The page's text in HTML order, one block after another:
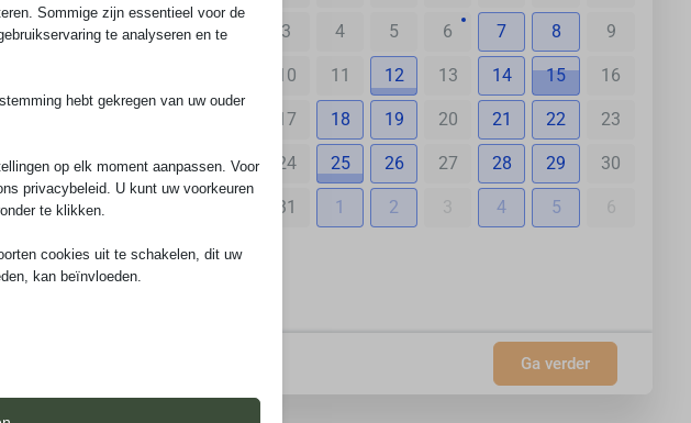
Kom in contact
+31618657156
3 4 5 6 7 8 9
10 11 12 13 14 15 16
17 18 19 20 21 22 23
24 25 26 27 28 29 30
31 1 2 3 4 5 6
Ga verder
Sommige zijn essentieel voor de
te analyseren en te
hebt gekregen van uw ouder
op elk moment aanpassen. Voor
privacybeleid. U kunt uw voorkeuren
te klikken.
cookies uit te schakelen, dit uw
kan beïnvloeden.